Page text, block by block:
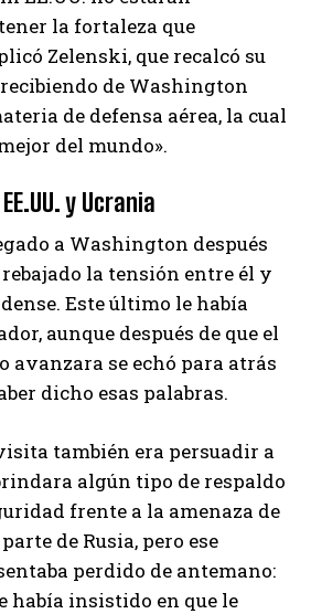
la fortaleza que
Zelenski, que recalcó su
de Washington
de defensa aérea, la cual
del mundo».
y Ucrania
a Washington después
rebajado la tensión entre él y
Este último le había
aunque después de que el
avanzara se echó para atrás
dicho esas palabras.
también era persuadir a
algún tipo de respaldo
frente a la amenaza de
de Rusia, pero ese
perdido de antemano:
había insistido en que le